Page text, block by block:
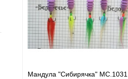
Мандула "Сибирячка" МС.1031